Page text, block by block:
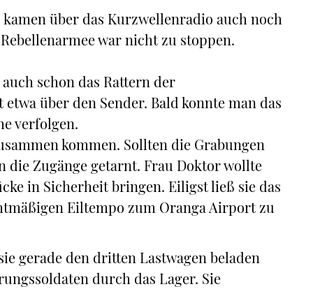
über das Kurzwellenradio auch noch
war nicht zu stoppen.
schon das Rattern der
über den Sender. Bald konnte man das
verfolgen.
kommen. Sollten die Grabungen
Zugänge getarnt. Frau Doktor wollte
in Sicherheit bringen. Eiligst ließ sie das
Eiltempo zum Oranga Airport zu
gerade den dritten Lastwagen beladen
durch das Lager. Sie